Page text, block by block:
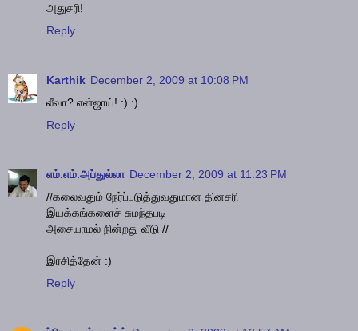
அதுசரி!
Reply
Karthik December 2, 2009 at 10:08 PM
லீவா? என்ஜாய்! :) :)
Reply
எம்.எம்.அப்துல்லா December 2, 2009 at 11:23 PM
//கலைவதும் நேர்ப்படுத்துவதுமான தினசரி
இயக்கங்களைச் சுமந்தபடி
அசையாமல் நின்றது வீடு //
இரசித்தேன் :)
Reply